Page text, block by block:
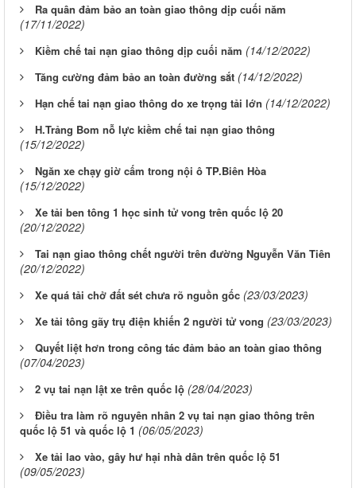
Ra quân đảm bảo an toàn giao thông dịp cuối năm
(17/11/2022)
Kiềm chế tai nạn giao thông dịp cuối năm (14/12/2022)
Tăng cường đảm bảo an toàn đường sắt (14/12/2022)
Hạn chế tai nạn giao thông do xe trọng tải lớn (14/12/2022)
H.Trảng Bom nỗ lực kiềm chế tai nạn giao thông
(15/12/2022)
Ngăn xe chạy giờ cấm trong nội ô TP.Biên Hòa
(15/12/2022)
Xe tải ben tông 1 học sinh tử vong trên quốc lộ 20
(20/12/2022)
Tai nạn giao thông chết người trên đường Nguyễn Văn Tiên
(20/12/2022)
Xe quá tải chở đất sét chưa rõ nguồn gốc (23/03/2023)
Xe tải tông gãy trụ điện khiến 2 người tử vong (23/03/2023)
Quyết liệt hơn trong công tác đảm bảo an toàn giao thông
(07/04/2023)
2 vụ tai nạn lật xe trên quốc lộ (28/04/2023)
Điều tra làm rõ nguyên nhân 2 vụ tai nạn giao thông trên
quốc lộ 51 và quốc lộ 1 (06/05/2023)
Xe tải lao vào, gây hư hại nhà dân trên quốc lộ 51
(09/05/2023)